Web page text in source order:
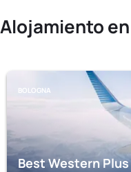
Alojamiento
BOLOGNA
Best Western